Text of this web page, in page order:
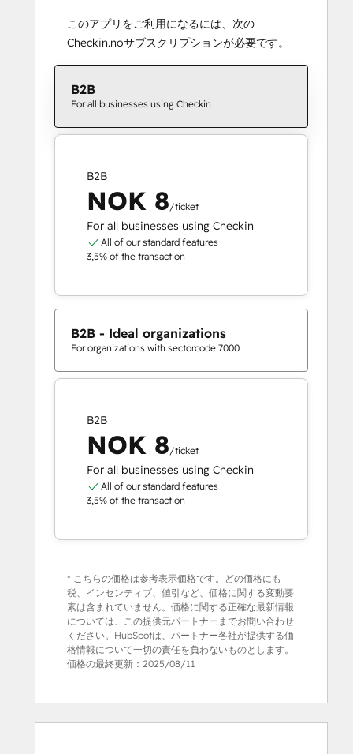
このアプリをご利用になるには、次の
Checkin.noサブスクリプションが必要です。
B2B
For all businesses using Checkin
B2B
NOK 8/ticket
For all businesses using Checkin
All of our standard features
3,5% of the transaction
B2B - Ideal organizations
For organizations with sectorcode 7000
B2B
NOK 8/ticket
For all businesses using Checkin
All of our standard features
3,5% of the transaction
* こちらの価格は参考表示価格です。どの価格にも
税、インセンティブ、値引など、価格に関する変動要
素は含まれていません。価格に関する正確な最新情報
については、この提供元パートナーまでお問い合わせ
ください。HubSpotは、パートナー各社が提供する価
格情報について一切の責任を負わないものとします。
価格の最終更新： 2025/08/11